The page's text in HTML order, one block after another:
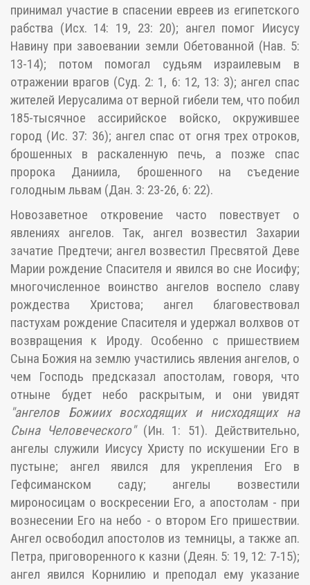
принимал участие в спасении евреев из египетского
рабства (Исх. 14: 19, 23: 20); ангел помог Иисусу
Навину при завоевании земли Обетованной (Нав. 5:
13-14); потом помогал судьям израилевым в
отражении врагов (Суд. 2: 1, 6: 12, 13: 3); ангел спас
жителей Иерусалима от верной гибели тем, что побил
185-тысячное ассирийское войско, окружившее
город (Ис. 37: 36); ангел спас от огня трех отроков,
брошенных в раскаленную печь, а позже спас
пророка Даниила, брошенного на съедение
голодным львам (Дан. 3: 23-26, 6: 22).
Новозаветное откровение часто повествует о
явлениях ангелов. Так, ангел возвестил Захарии
зачатие Предтечи; ангел возвестил Пресвятой Деве
Марии рождение Спасителя и явился во сне Иосифу;
многочисленное воинство ангелов воспело славу
рождества Христова; ангел благовествовал
пастухам рождение Спасителя и удержал волхвов от
возвращения к Ироду. Особенно с пришествием
Сына Божия на землю участились явления ангелов, о
чем Господь предсказал апостолам, говоря, что
отныне будет небо раскрытым, и они увидят
"ангелов Божиих восходящих и нисходящих на
Сына Человеческого"(Ин. 1: 51). Действительно,
ангелы служили Иисусу Христу по искушении Его в
пустыне; ангел явился для укрепления Его в
Гефсиманском саду; ангелы возвестили
мироносицам о воскресении Его, а апостолам - при
вознесении Его на небо - о втором Его пришествии.
Ангел освободил апостолов из темницы, а также ап.
Петра, приговоренного к казни (Деян. 5: 19, 12: 7-15);
ангел явился Корнилию и преподал ему указание